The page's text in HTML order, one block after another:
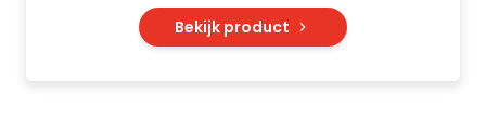
Bekijk product